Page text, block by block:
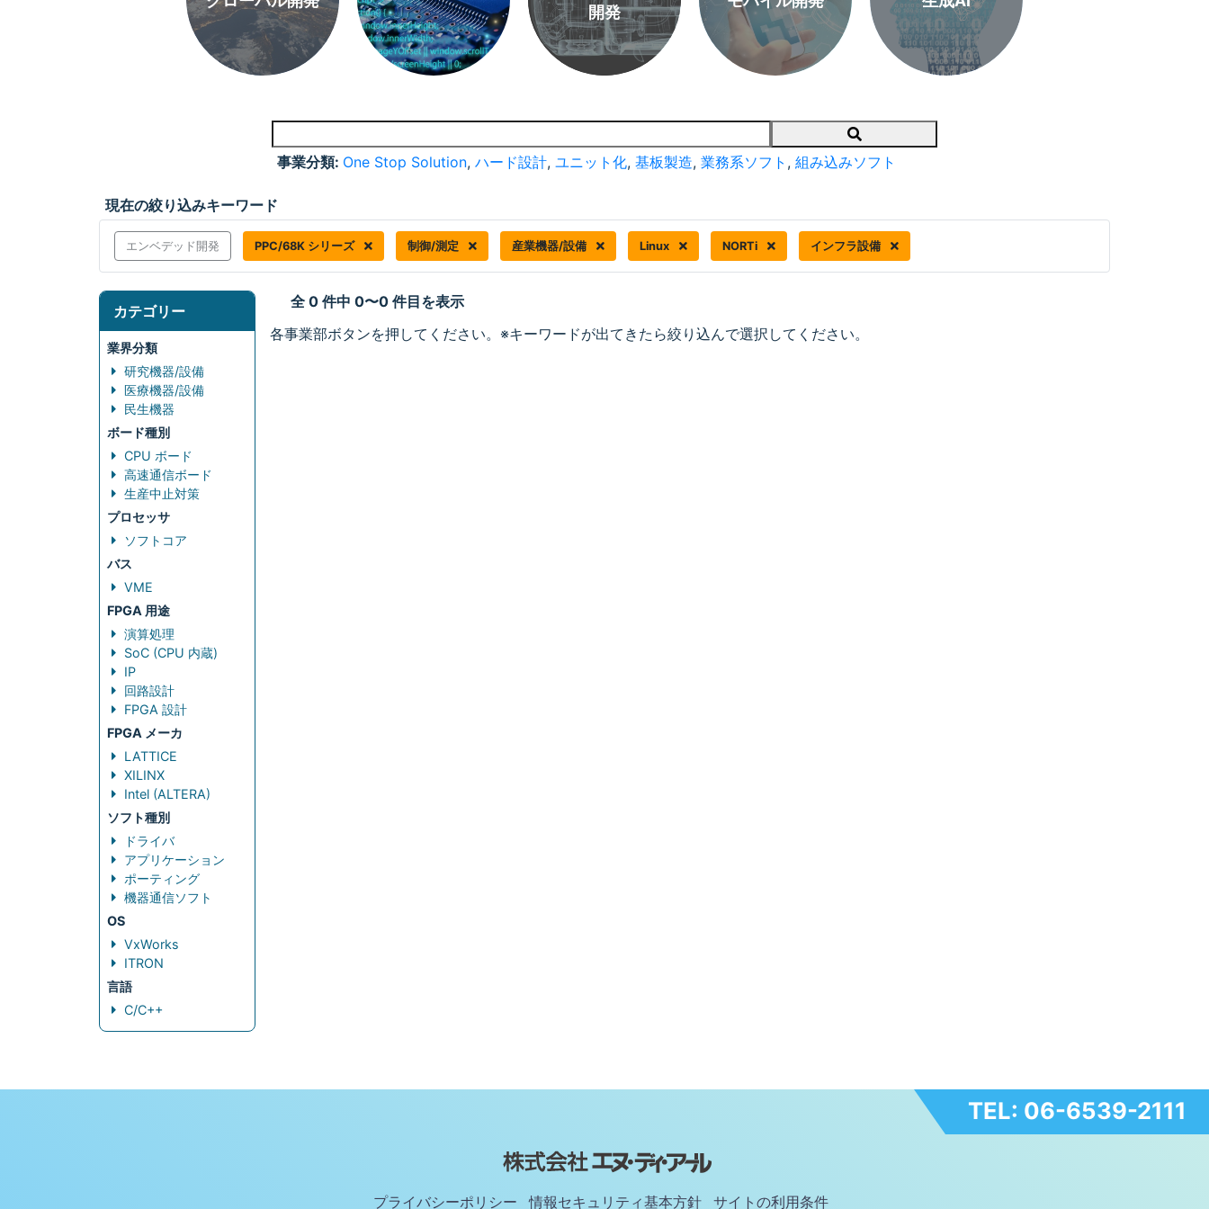
開発
Search
事業分類: One Stop Solution, ハード設計, ユニット化, 基板製造, 業務系ソフト , 組み込みソフト
現在の絞り込みキーワード
エンベデッド開発 PPC/68K シリーズ 制御/測定 産業機器/設備 Linux NORTi インフラ設備
カテゴリー
業界分類
研究機器/設備
医療機器/設備
民生機器
ボード種別
CPU ボード
高速通信ボード
生産中止対策
プロセッサ
ソフトコア
バス
VME
FPGA 用途
演算処理
SoC (CPU 内蔵)
IP
回路設計
FPGA 設計
FPGA メーカ
LATTICE
XILINX
Intel (ALTERA)
ソフト種別
ドライバ
アプリケーション
ポーティング
機器通信ソフト
OS
VxWorks
ITRON
言語
C/C++
全 0 件中 0〜0 件目を表示
各事業部ボタンを押してください。※キーワードが出てきたら絞り込んで選択してください。
TEL: 06-6539-2111
プライバシーポリシー 情報セキュリティ基本方針 サイトの利用条件